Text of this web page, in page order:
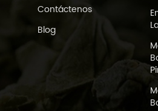
Contáctenos
Blog